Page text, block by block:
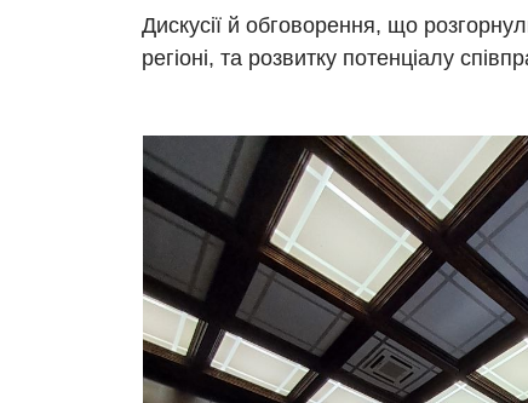
Дискусії й обговорення, що
регіоні, та розвитку потенціалу